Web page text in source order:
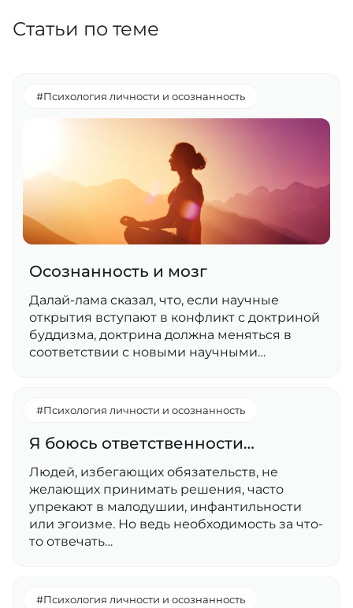
Статьи по теме
#Психология личности и осознанность
Осознанность и мозг
Далай-лама сказал, что, если научные
открытия вступают в конфликт с доктриной
буддизма, доктрина должна меняться в
соответствии с новыми научными…
#Психология личности и осознанность
Я боюсь ответственности…
Людей, избегающих обязательств, не
желающих принимать решения, часто
упрекают в малодушии, инфантильности
или эгоизме. Но ведь необходимость за что-
то отвечать…
#Психология личности и осознанность